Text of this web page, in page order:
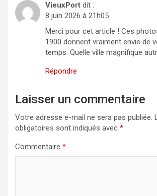
VieuxPort dit :
8 juin 2026 à 21h05
Merci pour cet article ! Ces
1900 donnent vraiment envie de
temps. Quelle ville magnifique
Répondre
Laisser un commentaire
Votre adresse e-mail ne sera pas publiée.
obligatoires sont indiqués avec *
Commentaire *